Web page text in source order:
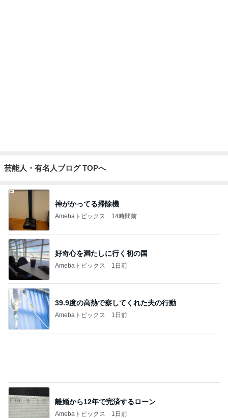
芸能人・有名人ブログ TOPへ
神がかってる掃除機
Amebaトピックス 14時間前
好奇心を満たしに行く初の国
Amebaトピックス 1日前
39.9度の高熱で察してくれた夫の行動
Amebaトピックス 1日前
離婚から12年で完済するローン
Amebaトピックス 1日前